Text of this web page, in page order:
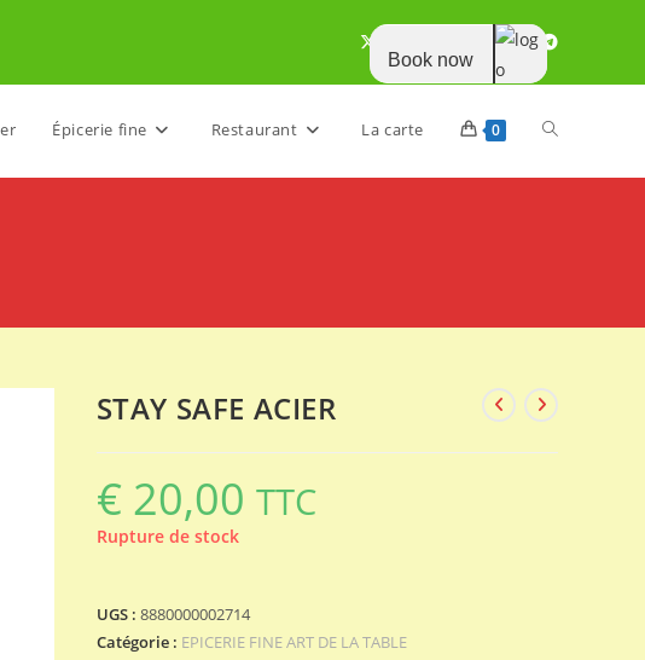
Épicerie fine Restaurant La carte 0 Toggle
STAY SAFE ACIER
€ 20,00 TTC
Rupture de stock
UGS : 8880000002714
Catégorie : EPICERIE FINE ART DE LA TABLE
Book now